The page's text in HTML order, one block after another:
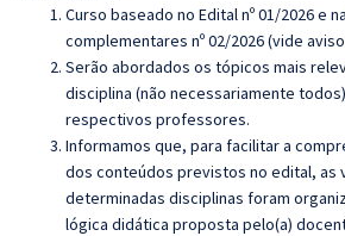
Curso baseado no Edital nº 01/2026 e
complementares nº 02/2026 (vide
Serão abordados os tópicos mais
disciplina (não necessariamente
respectivos professores.
Informamos que, para facilitar a
dos conteúdos previstos no edital, as
determinadas disciplinas foram
lógica didática proposta pelo(a)